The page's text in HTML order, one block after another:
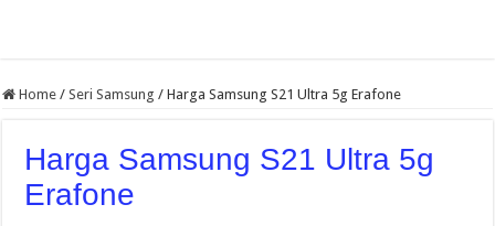
Home / Seri Samsung / Harga Samsung S21 Ultra 5g Erafone
Harga Samsung S21 Ultra 5g
Erafone